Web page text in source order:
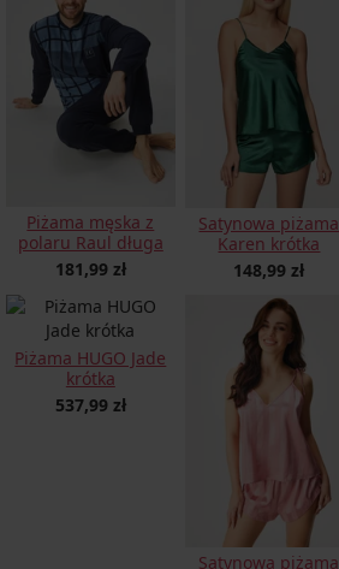
Piżama męska z
polaru Raul długa
181,99 zł
Satynowa piżama
Karen krótka
148,99 zł
Piżama HUGO Jade
krótka
537,99 zł
Satynowa piżama